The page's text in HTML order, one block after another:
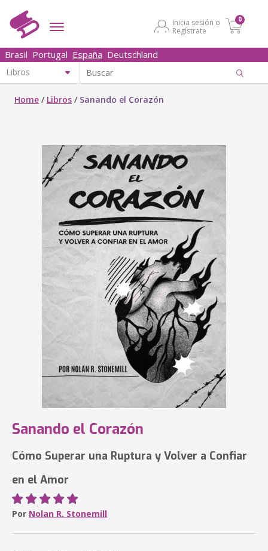
Inicia sesión o
Regístrate
0
Brasil Portugal España Deutschland
Home / Libros / Sanando el Corazón
Sanando el Corazón
Cómo Superar una Ruptura y Volver a Confiar
en el Amor
Por Nolan R. Stonemill